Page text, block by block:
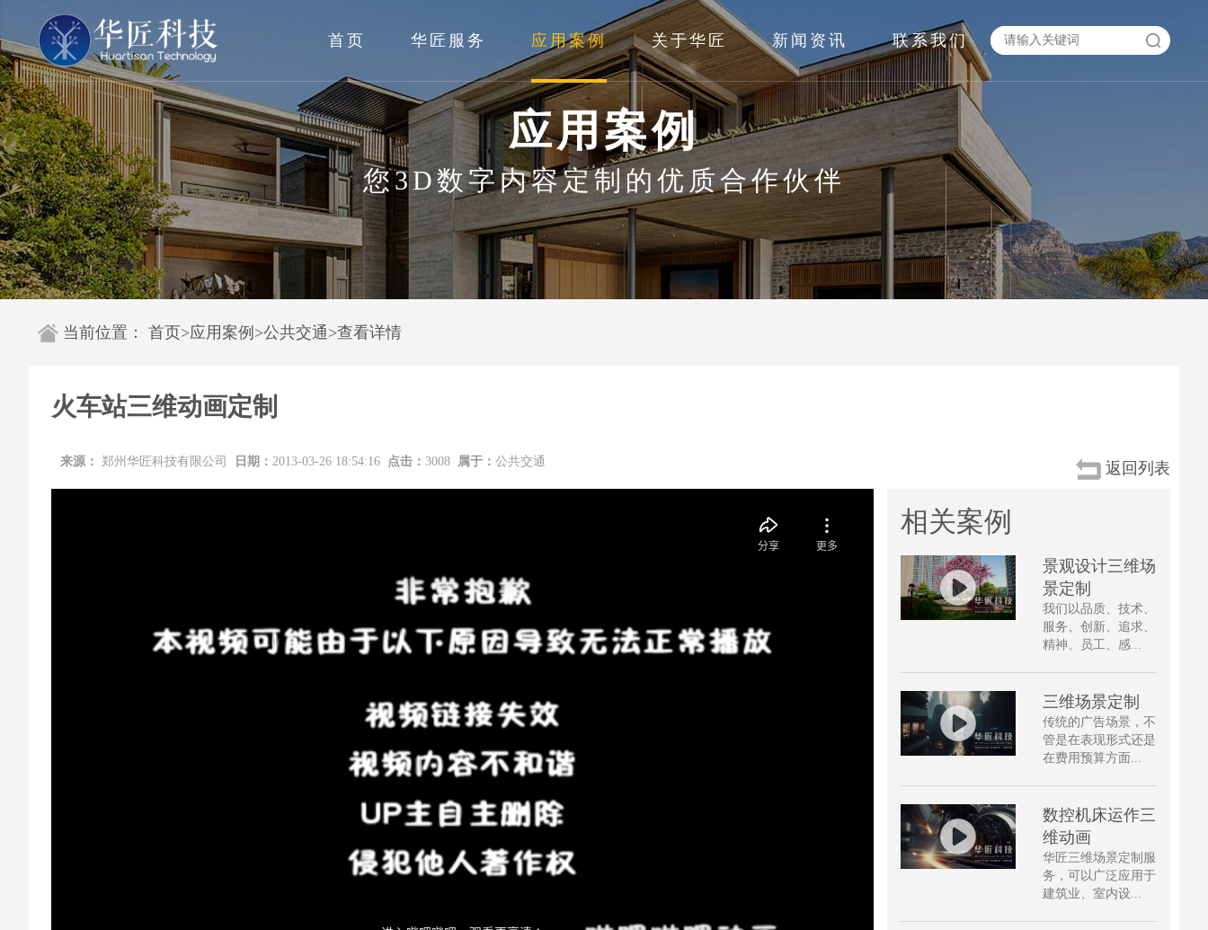
首页 华匠服务 应用案例 关于华匠 新闻资讯 联系我们
应用案例
您3D数字内容定制的优质合作伙伴
当前位置： 首页>应用案例 >公共交通>查看详情
火车站三维动画定制
来源： 郑州华匠科技有限公司 日期： 2013-03-26 18:54:16 点击： 3008 属于： 公共交通 返回列表
相关案例
景观设计三维场
景定制
我们以品质、技术、
服务、创新、追求、
精神、员工、感...
三维场景定制
传统的广告场景，不
管是在表现形式还是
在费用预算方面...
数控机床运作三
维动画
华匠三维场景定制服
务，可以广泛应用于
建筑业、室内设...